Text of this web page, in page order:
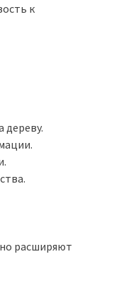
к
дереву.
расширяют